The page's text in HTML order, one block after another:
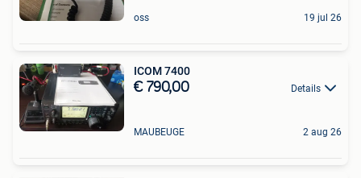
oss 19 jul 26
ICOM 7400
€ 790,00 Details
MAUBEUGE 2 aug 26